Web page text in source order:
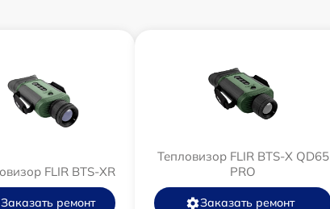
FLIR BTS-XR
Заказать ремонт
Тепловизор FLIR BTS-X QD65
PRO
Заказать ремонт